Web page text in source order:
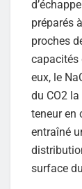
préparés
proches
capacités
eux, le
du CO2
teneur en
entraîné
surface